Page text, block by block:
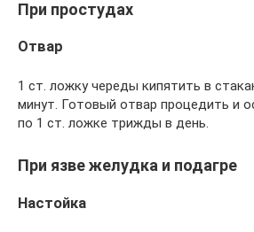
При простудах
Отвар
1 ст. ложку череды кипятить в
минут. Готовый отвар процедить и
по 1 ст. ложке трижды в день.
При язве желудка и подагре
Настойка